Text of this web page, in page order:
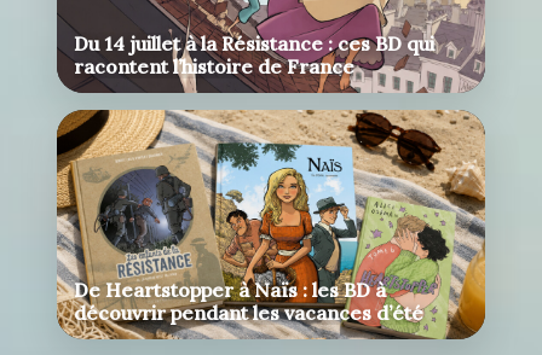
Du 14 juillet à la Résistance : ces BD qui
racontent l’histoire de France
De Heartstopper à Naïs : les BD à
découvrir pendant les vacances d’été